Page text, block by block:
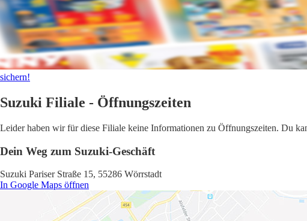
sichern!
Suzuki Filiale - Öffnungszeiten
Leider haben wir für diese Filiale keine Informationen zu Öffnungszeiten. Du
Dein Weg zum Suzuki-Geschäft
Suzuki Pariser Straße 15, 55286 Wörrstadt
In Google Maps öffnen